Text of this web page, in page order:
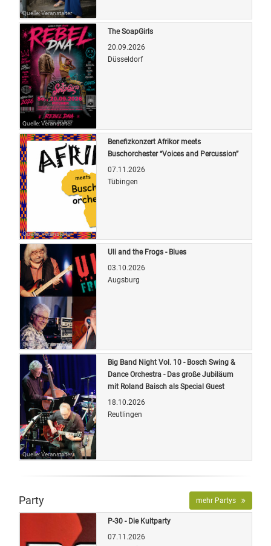
Quelle: Veranstalter
Quelle: Veranstalter
The SoapGirls
20.09.2026
Düsseldorf
Quelle: Veranstalter
Benefizkonzert Afrikor meets
Buschorchester “Voices and Percussion”
07.11.2026
Tübingen
Quelle: Veranstalter
Uli and the Frogs - Blues
03.10.2026
Augsburg
Quelle: Veranstalter
Big Band Night Vol. 10 - Bosch Swing &
Dance Orchestra - Das große Jubiläum
mit Roland Baisch als Special Guest
18.10.2026
Reutlingen
Party mehr Partys
P-30 - Die Kultparty
07.11.2026